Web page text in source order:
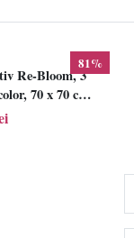
81%
Re-Bloom, 3
70 x 70 cm,
B